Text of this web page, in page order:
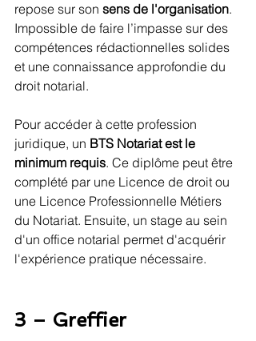
repose sur son sens de l'organisation.
Impossible de faire l’impasse sur des
compétences rédactionnelles solides
et une connaissance approfondie du
droit notarial.
Pour accéder à cette profession
juridique, un BTS Notariat est le
minimum requis. Ce diplôme peut être
complété par une Licence de droit ou
une Licence Professionnelle Métiers
du Notariat. Ensuite, un stage au sein
d'un office notarial permet d'acquérir
l'expérience pratique nécessaire.
3 – Greffier